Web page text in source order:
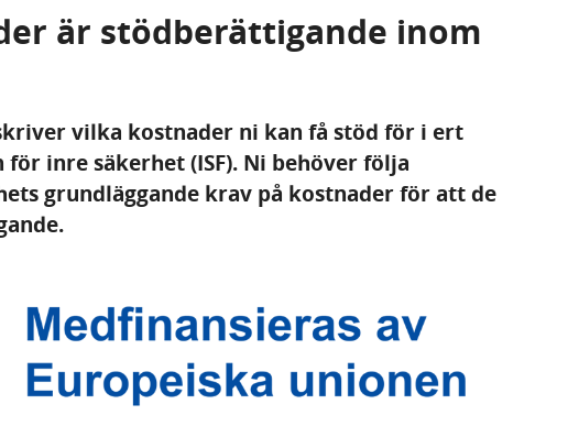
är stödberättigande inom
vilka kostnader ni kan få stöd för i ert
inre säkerhet (ISF). Ni behöver följa
grundläggande krav på kostnader för att de